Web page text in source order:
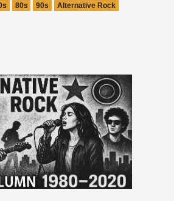
80s 90s
Alternative Rock